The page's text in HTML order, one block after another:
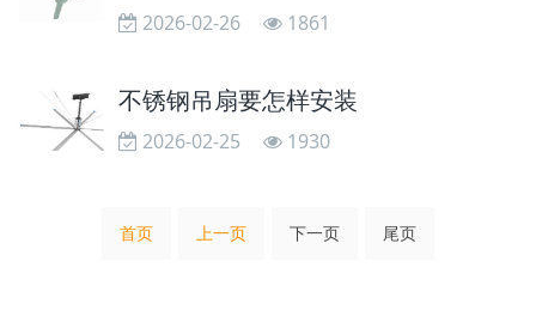
2026-02-26 1861
不锈钢吊扇要怎样安装
2026-02-25 1930
首页 上一页 下一页 尾页